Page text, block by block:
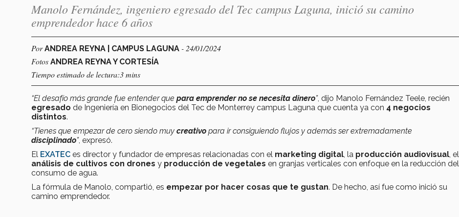
Manolo Fernández, ingeniero egresado del Tec campus Laguna, inició su camino
emprendedor hace 6 años
PorANDREA REYNA | CAMPUS LAGUNA - 24/01/2024
Fotos ANDREA REYNA Y CORTESÍA
Tiempo estimado de lectura:3 mins
“El desafío más grande fue entender que para emprender no se necesita dinero”, dijo Manolo Fernández Teele, recién
egresado de Ingeniería en Bionegocios del Tec de Monterrey campus Laguna que cuenta ya con 4 negocios
distintos.
“Tienes que empezar de cero siendo muy creativo para ir consiguiendo flujos y además ser extremadamente
disciplinado”, expresó.
El EXATEC es director y fundador de empresas relacionadas con el marketing digital , la producción audiovisual , el
análisis de cultivos con drones y producción de vegetales en granjas verticales con enfoque en la reducción del
consumo de agua.
La fórmula de Manolo, compartió, es empezar por hacer cosas que te gustan. De hecho, así fue como inició su
camino emprendedor.